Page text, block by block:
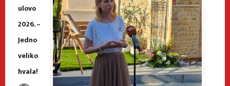
ulovo
2026. –
Jedno
veliko
hvala!